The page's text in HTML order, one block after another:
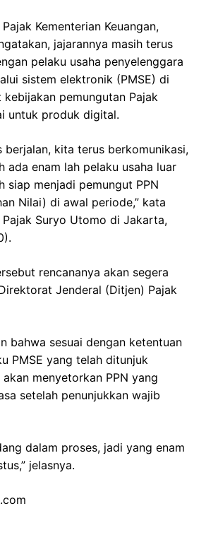
Kementerian Keuangan,
jajarannya masih terus
pelaku usaha penyelenggara
sistem elektronik (PMSE) di
pemungutan Pajak
untuk produk digital.
berjalan, kita terus berkomunikasi,
ada enam lah pelaku usaha luar
siap menjadi pemungut PPN
Nilai) di awal periode,” kata
Suryo Utomo di Jakarta,
rencananya akan segera
Jenderal (Ditjen) Pajak
bahwa sesuai dengan ketentuan
PMSE yang telah ditunjuk
menyetorkan PPN yang
setelah penunjukkan wajib
dalam proses, jadi yang enam
jelasnya.